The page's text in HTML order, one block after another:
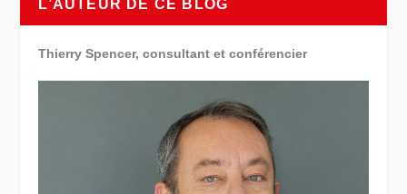
L’AUTEUR DE CE BLOG
Thierry Spencer, consultant et conférencier